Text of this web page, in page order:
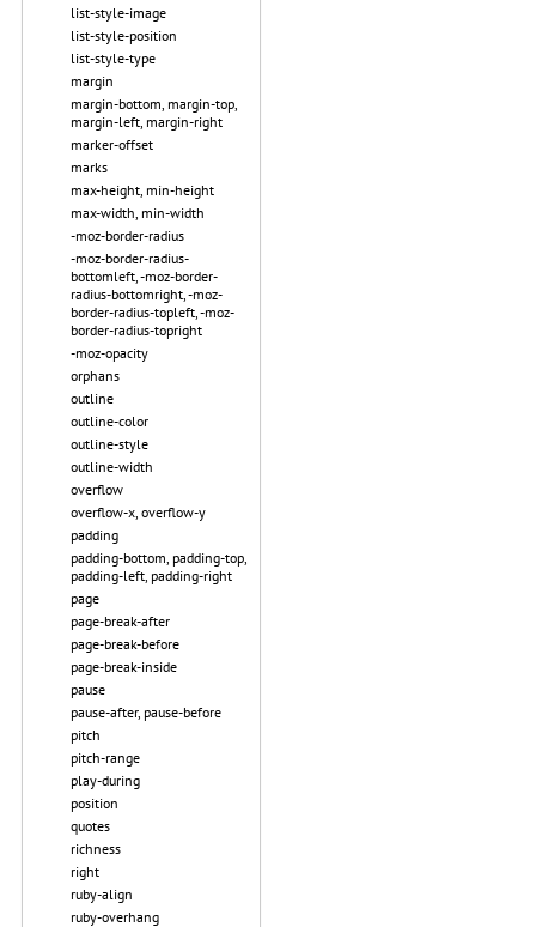
list-style-image
list-style-position
list-style-type
margin
margin-bottom, margin-top,
margin-left, margin-right
marker-offset
marks
max-height, min-height
max-width, min-width
-moz-border-radius
-moz-border-radius-
bottomleft, -moz-border-
radius-bottomright, -moz-
border-radius-topleft, -moz-
border-radius-topright
-moz-opacity
orphans
outline
outline-color
outline-style
outline-width
overflow
overflow-x, overflow-y
padding
padding-bottom, padding-top,
padding-left, padding-right
page
page-break-after
page-break-before
page-break-inside
pause
pause-after, pause-before
pitch
pitch-range
play-during
position
quotes
richness
right
ruby-align
ruby-overhang